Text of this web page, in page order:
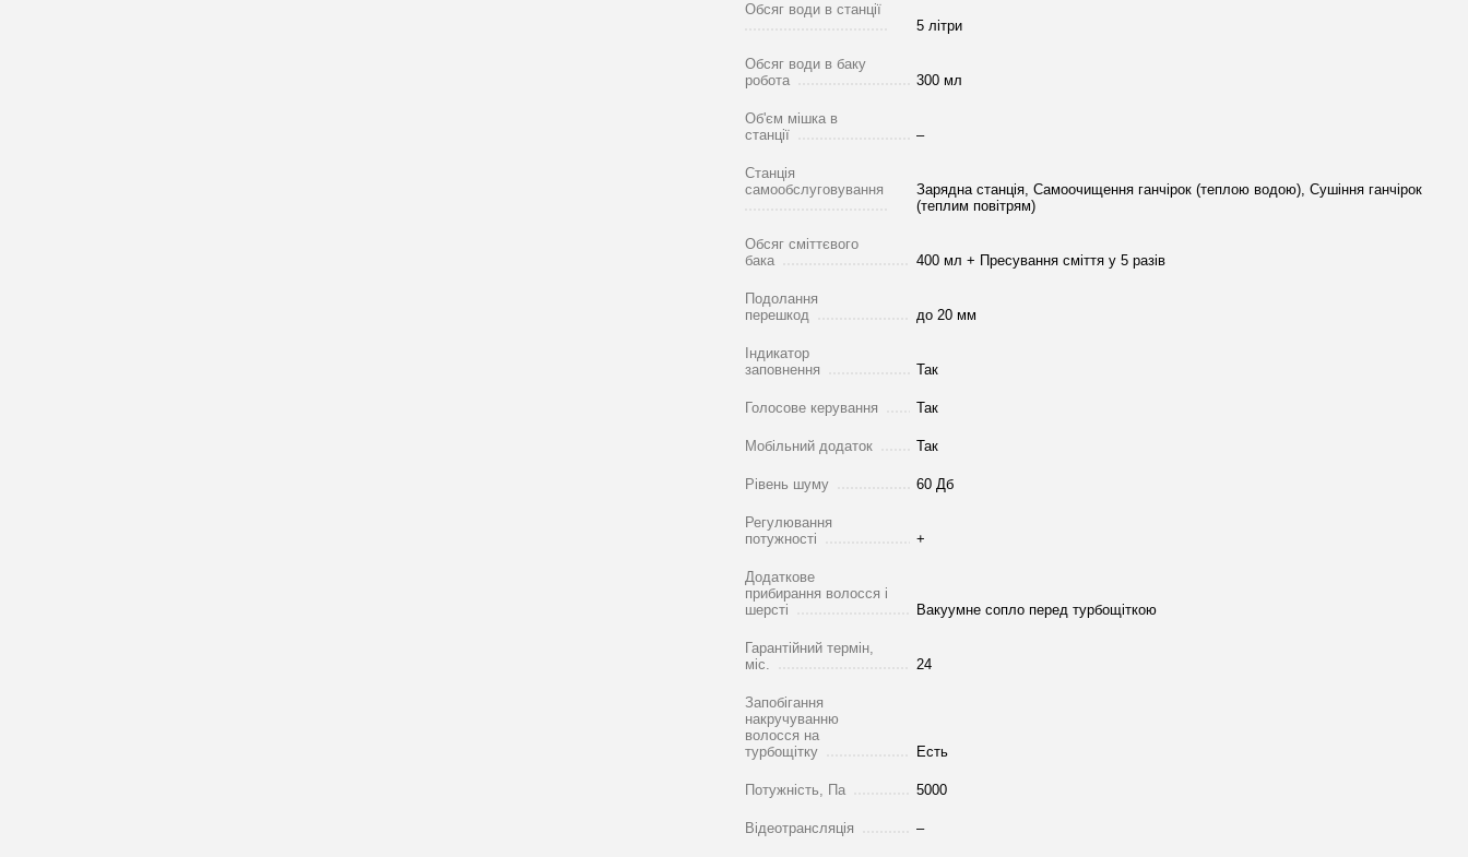
Обсяг води в станції
5 літри
Обсяг води в баку
робота
300 мл
Об'єм мішка в
станції
–
Станція
самообслуговування
Зарядна станція, Самоочищення ганчірок (теплою водою), Сушіння ганчірок
(теплим повітрям)
Обсяг сміттєвого
бака
400 мл + Пресування сміття у 5 разів
Подолання
перешкод
до 20 мм
Індикатор
заповнення
Так
Голосове керування Так
Мобільний додаток Так
Рівень шуму 60 Дб
Регулювання
потужності
+
Додаткове
прибирання волосся і
шерсті
Вакуумне сопло перед турбощіткою
Гарантійний термін,
міс.
24
Запобігання
накручуванню
волосся на
турбощітку
Есть
Потужність, Па 5000
Відеотрансляція –